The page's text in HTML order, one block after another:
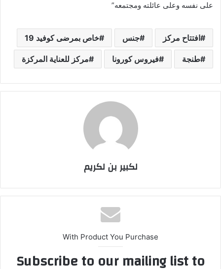
على نفسه وعلى عائلته ومجتمعه”
افتتاح مركز جنس خاص بمرضى كوفيد 19
طنجة فيروس كورونا مركز للعناية المركزة
لكبير بن لكريم
With Product You Purchase
Subscribe to our mailing list to